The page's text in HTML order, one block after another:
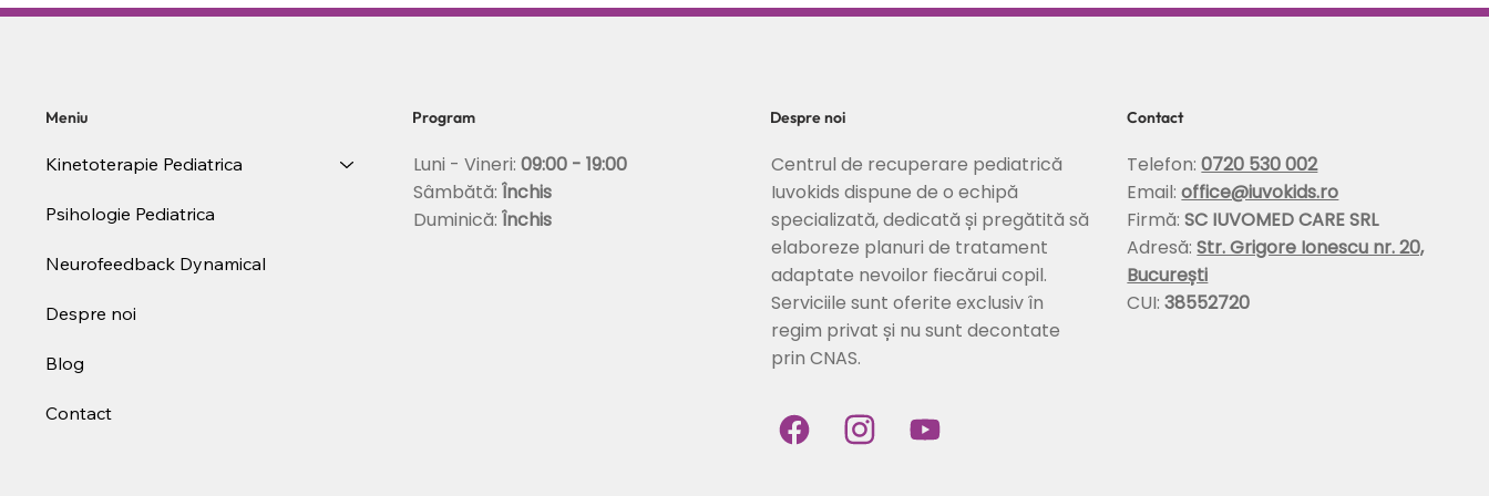
Meniu
Kinetoterapie Pediatrica
Psihologie Pediatrica
Neurofeedback Dynamical
Despre noi
Blog
Contact
Despre noi
Centrul de recuperare pediatrică
Iuvokids dispune de o echipă
specializată, dedicată și pregătită să
elaboreze planuri de tratament
adaptate nevoilor fiecărui copil.
Serviciile sunt oferite exclusiv în
regim privat și nu sunt decontate
prin CNAS.
Program
Luni - Vineri: 09:00 - 19:00
Sâmbătă: Închis
Duminică: Închis
Contact
Telefon:0720 530 002
Email:office@iuvokids.ro
Firmă:SC IUVOMED CARE SRL
Adresă:Str. Grigore Ionescu nr. 20,
București
CUI:38552720